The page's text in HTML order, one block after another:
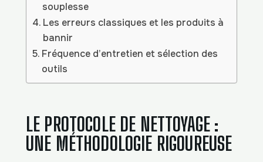
souplesse
Les erreurs classiques et les produits à
bannir
Fréquence d’entretien et sélection des
outils
LE PROTOCOLE DE NETTOYAGE :
UNE MÉTHODOLOGIE RIGOUREUSE